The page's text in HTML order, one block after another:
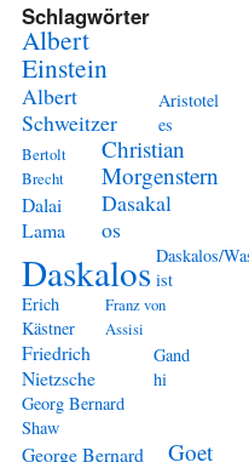
Schlagwörter
Albert
Einstein
Albert
Schweitzer
Aristotel
es
Bertolt
Brecht
Christian
Morgenstern
Dalai
Lama
Dasakal
os
Daskalos Daskalos/
ist
Erich
Kästner
Franz von
Assisi
Friedrich
Nietzsche
Gand
hi
Georg Bernard
Shaw
George Bernard
Goet